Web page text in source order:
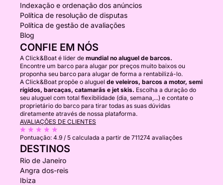
Indexação e ordenação dos anúncios
Política de resolução de disputas
Política de gestão de avaliações
Blog
CONFIE EM NÓS
A Click&Boat é líder de mundial no aluguel de barcos.
Encontre um barco para alugar por preços muito baixos ou
proponha seu barco para alugar de forma a rentabilizá-lo.
A Click&Boat propõe o aluguel de veleiros, barcos a motor, semi
rígidos, barcaças, catamarãs e jet skis. Escolha a duração do
seu aluguel com total flexibilidade (dia, semana,...) e contate o
proprietário do barco para tirar todas as suas dúvidas
diretamente através de nossa plataforma.
AVALIAÇÕES DE CLIENTES
Pontuação: 4.9 / 5 calculada a partir de 711274 avaliações
DESTINOS
Rio de Janeiro
Angra dos-reis
Ibiza